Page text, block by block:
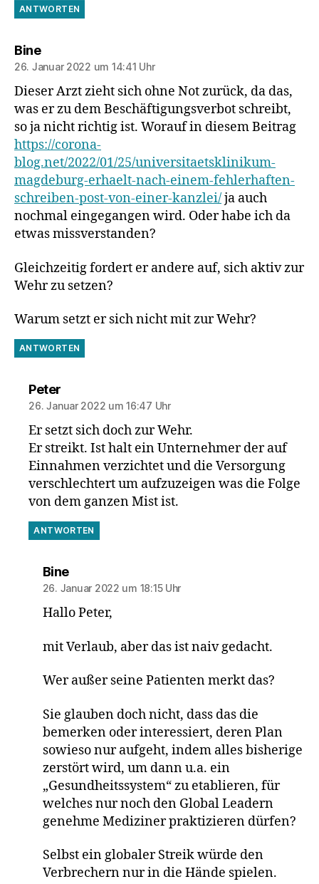
ANTWORTEN
Binesagt:
26. Januar 2022 um 14:41 Uhr
Dieser Arzt zieht sich ohne Not zurück, da das,
was er zu dem Beschäftigungsverbot schreibt,
so ja nicht richtig ist. Worauf in diesem Beitrag
https://corona-
blog.net/2022/01/25/universitaetsklinikum-
magdeburg-erhaelt-nach-einem-fehlerhaften-
schreiben-post-von-einer-kanzlei/ja auch
nochmal eingegangen wird. Oder habe ich da
etwas missverstanden?
Gleichzeitig fordert er andere auf, sich aktiv zur
Wehr zu setzen?
Warum setzt er sich nicht mit zur Wehr?
ANTWORTEN
Petersagt:
26. Januar 2022 um 16:47 Uhr
Er setzt sich doch zur Wehr.
Er streikt. Ist halt ein Unternehmer der auf
Einnahmen verzichtet und die Versorgung
verschlechtert um aufzuzeigen was die Folge
von dem ganzen Mist ist.
ANTWORTEN
Binesagt:
26. Januar 2022 um 18:15 Uhr
Hallo Peter,
mit Verlaub, aber das ist naiv gedacht.
Wer außer seine Patienten merkt das?
Sie glauben doch nicht, dass das die
bemerken oder interessiert, deren Plan
sowieso nur aufgeht, indem alles bisherige
zerstört wird, um dann u.a. ein
„Gesundheitssystem“ zu etablieren, für
welches nur noch den Global Leadern
genehme Mediziner praktizieren dürfen?
Selbst ein globaler Streik würde den
Verbrechern nur in die Hände spielen.